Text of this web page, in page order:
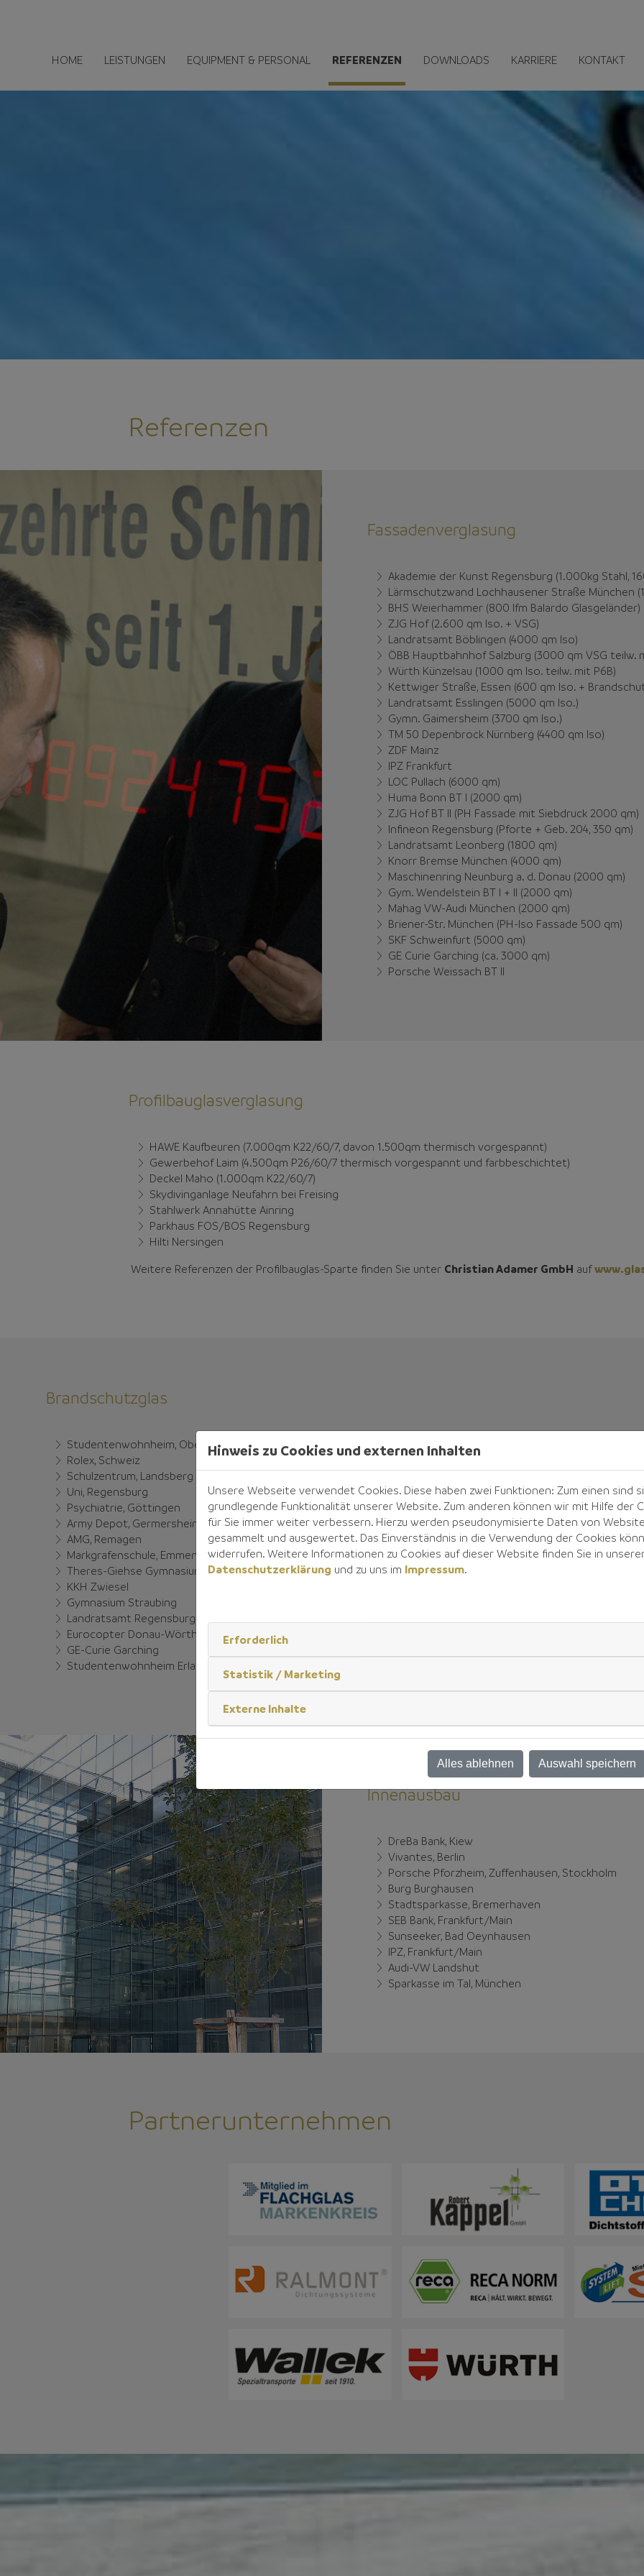
HOME LEISTUNGEN EQUIPMENT & PERSONAL REFERENZEN DOWNLOADS KARRIERE KONTAKT
Referenzen
Fassadenverglasung
Akademie der Kunst Regensburg (1.000kg Stahl,
Lärmschutzwand Lochhausener Straße München
BHS Weierhammer (800 lfm Balardo Glasgeländer)
ZJG Hof (2.600 qm Iso. + VSG)
Landratsamt Böblingen (4000 qm Iso)
ÖBB Hauptbahnhof Salzburg (3000 qm VSG teilw.
Würth Künzelsau (1000 qm Iso. teilw. mit P6B)
Kettwiger Straße, Essen (600 qm Iso. +
Landratsamt Esslingen (5000 qm Iso.)
Gymn. Gaimersheim (3700 qm Iso.)
TM 50 Depenbrock Nürnberg (4400 qm Iso)
ZDF Mainz
IPZ Frankfurt
LOC Pullach (6000 qm)
Huma Bonn BT I (2000 qm)
ZJG Hof BT II (PH Fassade mit Siebdruck 2000 qm)
Infineon Regensburg (Pforte + Geb. 204, 350 qm)
Landratsamt Leonberg (1800 qm)
Knorr Bremse München (4000 qm)
Maschinenring Neunburg a. d. Donau (2000 qm)
Gym. Wendelstein BT I + II (2000 qm)
Mahag VW-Audi München (2000 qm)
Briener-Str. München (PH-Iso Fassade 500 qm)
SKF Schweinfurt (5000 qm)
GE Curie Garching (ca. 3000 qm)
Porsche Weissach BT II
Profilbauglasverglasung
HAWE Kaufbeuren (7.000qm K22/60/7, davon 1.500qm thermisch vorgespannt)
Gewerbehof Laim (4.500qm P26/60/7 thermisch vorgespannt und farbbeschichtet)
Deckel Maho (1.000qm K22/60/7)
Skydivinganlage Neufahrn bei Freising
Stahlwerk Annahütte Ainring
Parkhaus FOS/BOS Regensburg
Hilti Nersingen
Weitere Referenzen der Profilbauglas-Sparte finden Sie unter Christian Adamer GmbH auf
Brandschutzglas
Studentenwohnheim, Oberwiesenfeld
Rolex, Schweiz
Schulzentrum, Landsberg
Uni, Regensburg
Psychiatrie, Göttingen
Army Depot, Germersheim
AMG, Remagen
Markgrafenschule, Emmendingen
Theres-Giehse Gymnasium
KKH Zwiesel
Gymnasium Straubing
Landratsamt Regensburg
Eurocopter Donau-Wörth
GE-Curie Garching
Studentenwohnheim Erlangen
Innenausbau
DreBa Bank, Kiew
Vivantes, Berlin
Porsche Pforzheim, Zuffenhausen, Stockholm
Burg Burghausen
Stadtsparkasse, Bremerhaven
SEB Bank, Frankfurt/Main
Sunseeker, Bad Oeynhausen
IPZ, Frankfurt/Main
Audi-VW Landshut
Sparkasse im Tal, München
Partnerunternehmen
Hinweis zu Cookies und externen Inhalten
Unsere Webseite verwendet Cookies. Diese haben zwei Funktionen: Zum einen sind
grundlegende Funktionalität unserer Website. Zum anderen können wir mit Hilfe der
für Sie immer weiter verbessern. Hierzu werden pseudonymisierte Daten von
gesammelt und ausgewertet. Das Einverständnis in die Verwendung der Cookies
widerrufen. Weitere Informationen zu Cookies auf dieser Website finden Sie in
Datenschutzerklärung und zu uns im Impressum.
Erforderlich
Statistik / Marketing
Externe Inhalte
Alles ablehnen Auswahl speichern